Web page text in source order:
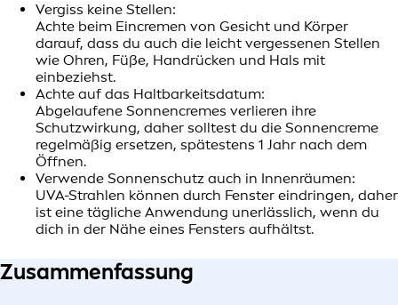
Vergiss keine Stellen:
Achte beim Eincremen von Gesicht und Körper
darauf, dass du auch die leicht vergessenen Stellen
wie Ohren, Füße, Handrücken und Hals mit
einbeziehst.
Achte auf das Haltbarkeitsdatum:
Abgelaufene Sonnencremes verlieren ihre
Schutzwirkung, daher solltest du die Sonnencreme
regelmäßig ersetzen, spätestens 1 Jahr nach dem
Öffnen.
Verwende Sonnenschutz auch in Innenräumen:
UVA-Strahlen können durch Fenster eindringen, daher
ist eine tägliche Anwendung unerlässlich, wenn du
dich in der Nähe eines Fensters aufhältst.
Zusammenfassung